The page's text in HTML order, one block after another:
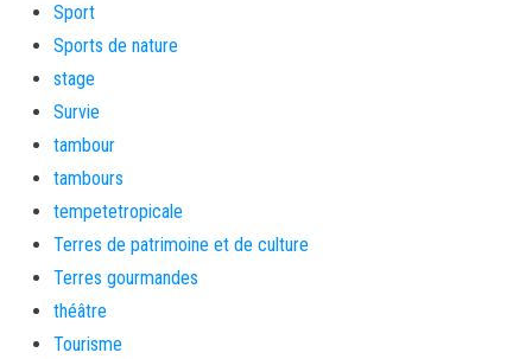
Sport
Sports de nature
stage
Survie
tambour
tambours
tempetetropicale
Terres de patrimoine et de culture
Terres gourmandes
théâtre
Tourisme